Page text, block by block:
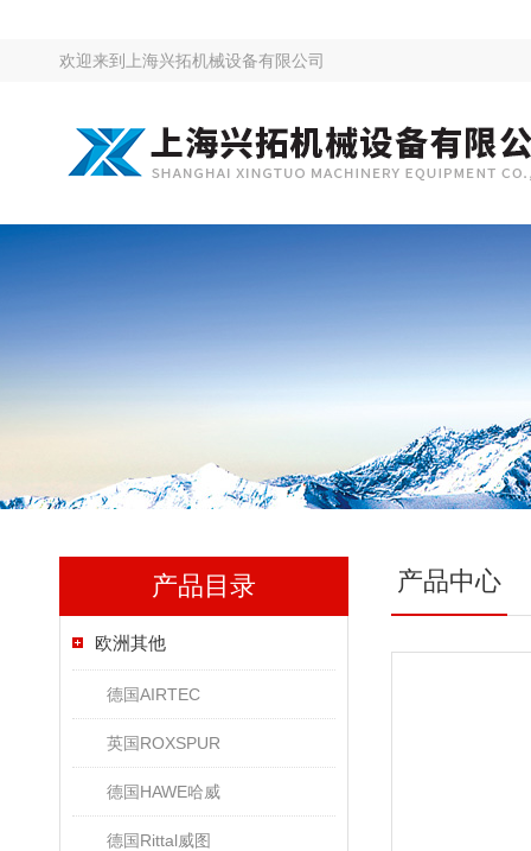
欢迎来到 上海兴拓机械设备有限公司
产品目录
欧洲其他
德国AIRTEC
英国ROXSPUR
德国HAWE哈威
德国Rittal威图
产品中心